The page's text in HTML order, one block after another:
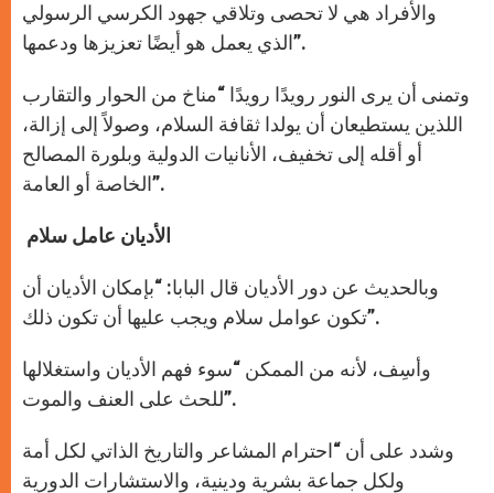
والأفراد هي لا تحصى وتلاقي جهود الكرسي الرسولي
الذي يعمل هو أيضًا تعزيزها ودعمها”.
وتمنى أن يرى النور رويدًا رويدًا “مناخ من الحوار والتقارب
اللذين يستطيعان أن يولدا ثقافة السلام، وصولاً إلى إزالة،
أو أقله إلى تخفيف، الأنانيات الدولية وبلورة المصالح
الخاصة أو العامة”.
الأديان عامل سلام
وبالحديث عن دور الأديان قال البابا: “بإمكان الأديان أن
تكون عوامل سلام ويجب عليها أن تكون ذلك”.
وأسِف، لأنه من الممكن “سوء فهم الأديان واستغلالها
للحث على العنف والموت”.
وشدد على أن “احترام المشاعر والتاريخ الذاتي لكل أمة
ولكل جماعة بشرية ودينية، والاستشارات الدورية